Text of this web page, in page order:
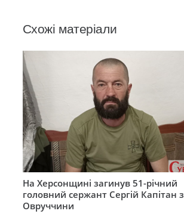
Схожі матеріали
На Херсонщині загинув 51-річний
головний сержант Сергій Капітан з
Овруччини